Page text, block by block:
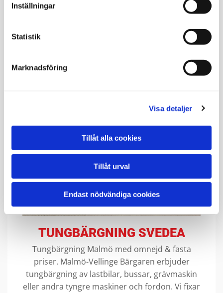
Inställningar
Statistik
Marknadsföring
Visa detaljer
Tillåt alla cookies
Tillåt urval
Endast nödvändiga cookies
bärgningsbil. Vi försöker alltid hjälpa dig på
plats om det går. Vi hjälper även dig utan
TUNGBÄRGNING SVEDEA
Tungbärgning Malmö med omnejd & fasta
priser. Malmö-Vellinge Bärgaren erbjuder
tungbärgning av lastbilar, bussar, grävmaskin
eller andra tyngre maskiner och fordon. Vi fixar